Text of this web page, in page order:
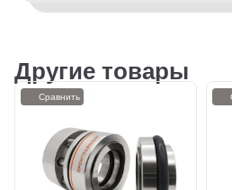
Другие товары
Сравнить